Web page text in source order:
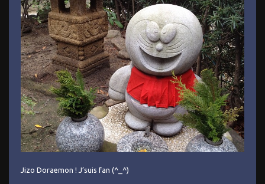
Jizo Doraemon ! J’suis fan (^_^)